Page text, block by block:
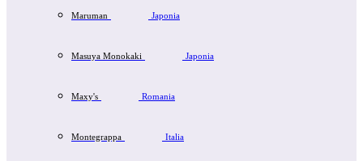
Maruman Japonia
Masuya Monokaki Japonia
Maxy's Romania
Montegrappa Italia